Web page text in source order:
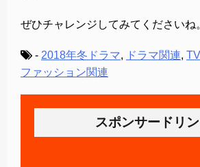
ぜひチャレンジしてみてくださいね
- 2018年冬ドラマ, ドラマ関連,
ファッション関連
スポンサードリ